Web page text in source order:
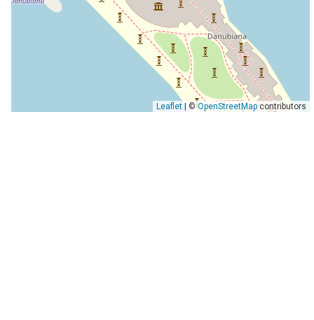
Leaflet| ©OpenStreetMapcontributors